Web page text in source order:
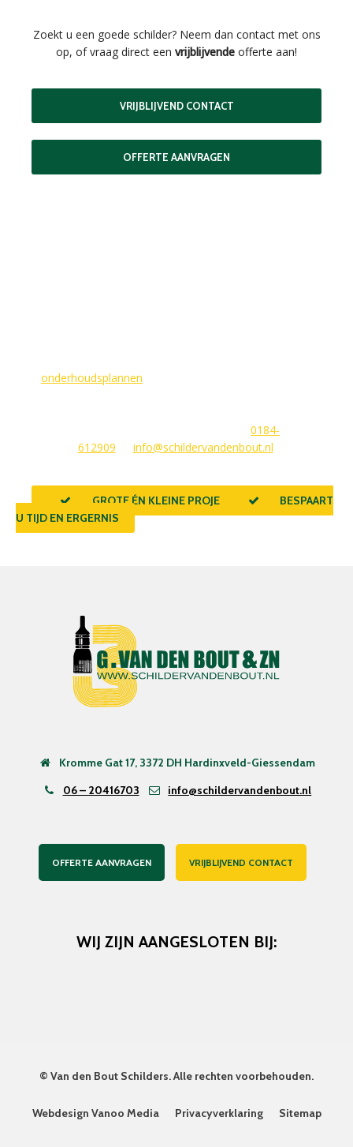
Zoekt u een goede schilder? Neem dan contact met ons
op, of vraag direct een vrijblijvende offerte aan!
VRIJBLIJVEND CONTACT
OFFERTE AANVRAGEN
onderhoudsplannen
0184-
612909
info@schildervandenbout.nl
GROTE ÉN KLEINE PROJECTEN
BESPAART
U TIJD EN ERGERNIS
Kromme Gat 17, 3372 DH Hardinxveld-Giessendam
06 – 20416703
info@schildervandenbout.nl
OFFERTE AANVRAGEN VRIJBLIJVEND CONTACT
WIJ ZIJN AANGESLOTEN BIJ:
© Van den Bout Schilders. Alle rechten voorbehouden.
Webdesign Vanoo Media Privacyverklaring Sitemap